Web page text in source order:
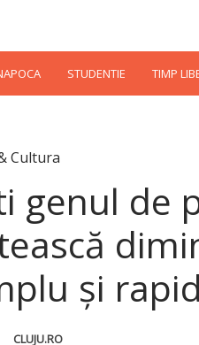
STUDENTIE TIMP
Cultura
genul de
și rapid
CLUJU.RO